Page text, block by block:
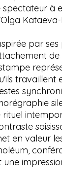
spectateur à
par
travaillent
rituel
en valeur
une